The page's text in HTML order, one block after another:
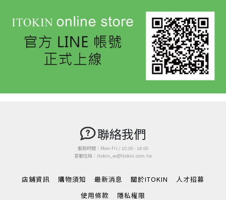
聯絡我們
服務時間：Mon-Fri / 10:00 - 18:00
客服信箱：itokin_ec@itokin.com.tw
店鋪資訊 購物須知 最新消息 關於ITOKIN
人才招募
使用條款
隱私權限